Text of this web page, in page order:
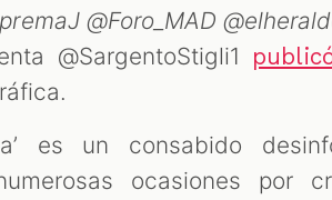
@Foro_MAD
@SargentoStigli1
es un consabido
ocasiones por